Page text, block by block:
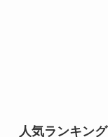
人気ランキング